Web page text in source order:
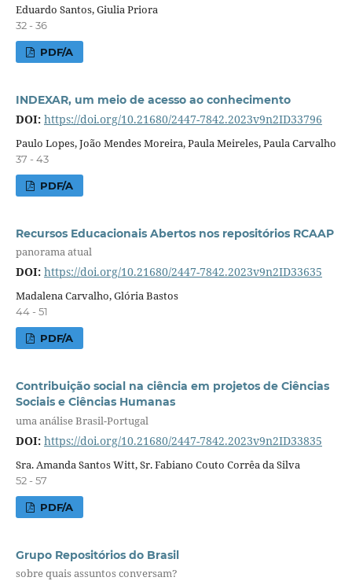
Eduardo Santos, Giulia Priora
32 - 36
PDF/A
INDEXAR, um meio de acesso ao conhecimento
DOI: https://doi.org/10.21680/2447-7842.2023v9n2ID33796
Paulo Lopes, João Mendes Moreira, Paula Meireles, Paula Carvalho
37 - 43
PDF/A
Recursos Educacionais Abertos nos repositórios RCAAP
panorama atual
DOI: https://doi.org/10.21680/2447-7842.2023v9n2ID33635
Madalena Carvalho, Glória Bastos
44 - 51
PDF/A
Contribuição social na ciência em projetos de Ciências
Sociais e Ciências Humanas
uma análise Brasil-Portugal
DOI: https://doi.org/10.21680/2447-7842.2023v9n2ID33835
Sra. Amanda Santos Witt, Sr. Fabiano Couto Corrêa da Silva
52 - 57
PDF/A
Grupo Repositórios do Brasil
sobre quais assuntos conversam?